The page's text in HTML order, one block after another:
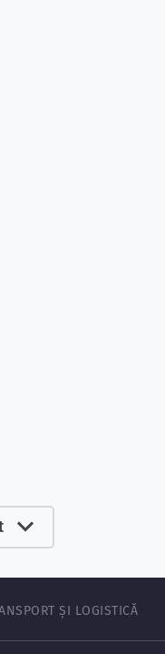
ȘI LOGISTICĂ